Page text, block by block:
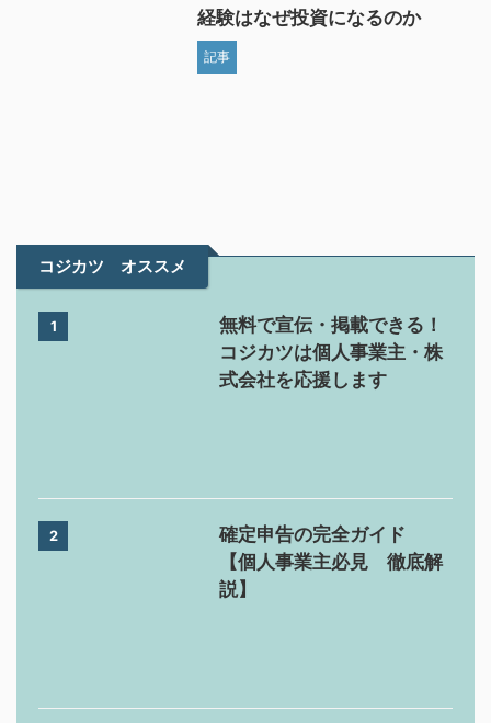
経験はなぜ投資になるのか
記事
コジカツ オススメ
1
無料で宣伝・掲載できる！
コジカツは個人事業主・株
式会社を応援します
2
確定申告の完全ガイド
【個人事業主必見 徹底解
説】